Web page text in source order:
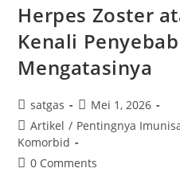
Herpes Zoster
Kenali
Mengatasinya
satgas
Mei 1, 2026
Artikel / Pentingnya
Komorbid
0 Comments